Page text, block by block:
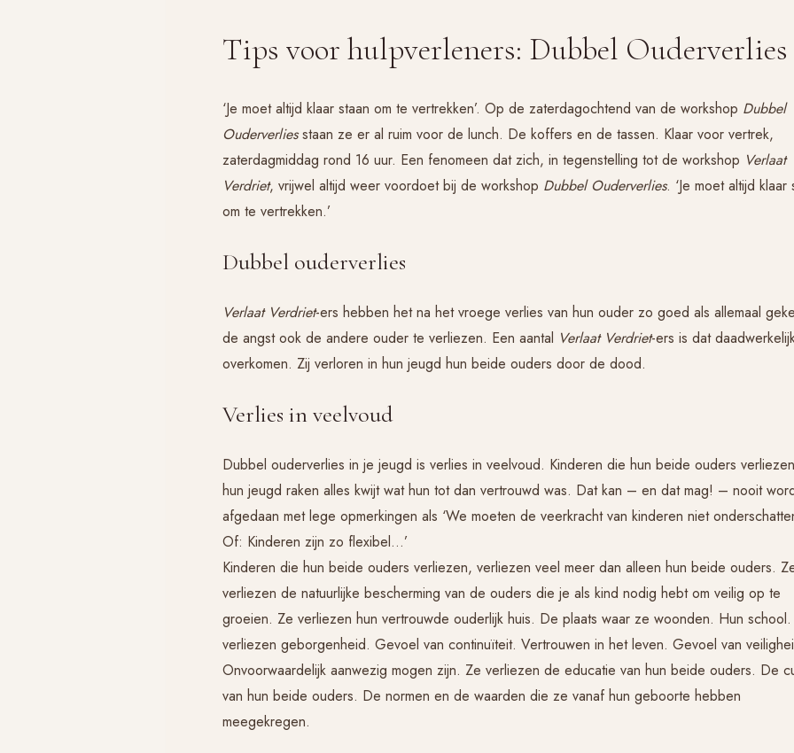
Tips voor hulpverleners: Dubbel Ouderverlies
‘Je moet altijd klaar staan om te vertrekken’. Op de zaterdagochtend van de workshop Dubbel
Ouderverliesstaan ze er al ruim voor de lunch. De koffers en de tassen. Klaar voor vertrek,
zaterdagmiddag rond 16 uur. Een fenomeen dat zich, in tegenstelling tot de workshop Verlaat
Verdriet, vrijwel altijd weer voordoet bij de workshop Dubbel Ouderverlies. ‘Je moet altijd klaar
om te vertrekken.’
Dubbel ouderverlies
Verlaat Verdriet-ers hebben het na het vroege verlies van hun ouder zo goed als allemaal
de angst ook de andere ouder te verliezen. Een aantal Verlaat Verdriet-ers is dat
overkomen. Zij verloren in hun jeugd hun beide ouders door de dood.
Verlies in veelvoud
Dubbel ouderverlies in je jeugd is verlies in veelvoud. Kinderen die hun beide ouders
hun jeugd raken alles kwijt wat hun tot dan vertrouwd was. Dat kan – en dat mag! – nooit
afgedaan met lege opmerkingen als ‘We moeten de veerkracht van kinderen niet
Of: Kinderen zijn zo flexibel…’
Kinderen die hun beide ouders verliezen, verliezen veel meer dan alleen hun beide ouders.
verliezen de natuurlijke bescherming van de ouders die je als kind nodig hebt om veilig op te
groeien. Ze verliezen hun vertrouwde ouderlijk huis. De plaats waar ze woonden. Hun
verliezen geborgenheid. Gevoel van continuïteit. Vertrouwen in het leven. Gevoel van
Onvoorwaardelijk aanwezig mogen zijn. Ze verliezen de educatie van hun beide ouders. De
van hun beide ouders. De normen en de waarden die ze vanaf hun geboorte hebben
meegekregen.